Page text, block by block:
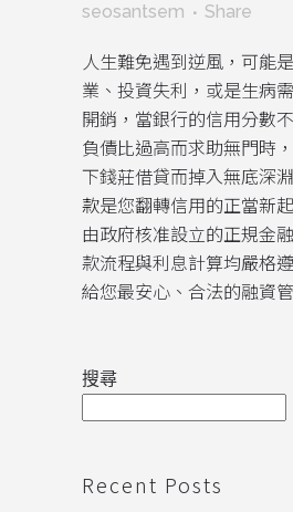
seosantsem
Share
人生難免遇到逆風，可能
業、投資失利，或是生病
開銷，當銀行的信用分數
負債比過高而求助無門時
下錢莊借貸而掉入無底深淵
款是您翻轉信用的正當新
由政府核准設立的正規金
款流程與利息計算均嚴格
給您最安心、合法的融資
搜尋
Recent Posts